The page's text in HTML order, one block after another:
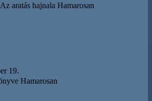
aratás hajnala Hamarosan
19.
Hamarosan